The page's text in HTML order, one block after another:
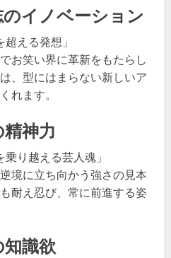
イノベーション
える発想」
お笑い界に革新をもたらし
、型にはまらない新しいア
れます。
神力
り越える芸人魂」
境に立ち向かう強さの見本
耐え忍び、常に前進する姿
識欲